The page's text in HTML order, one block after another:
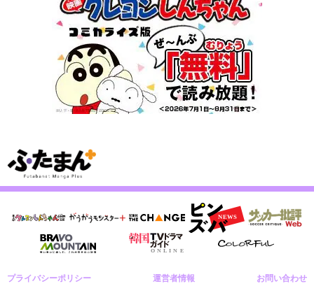
プライバシーポリシー 運営者情報 お問い合わせ